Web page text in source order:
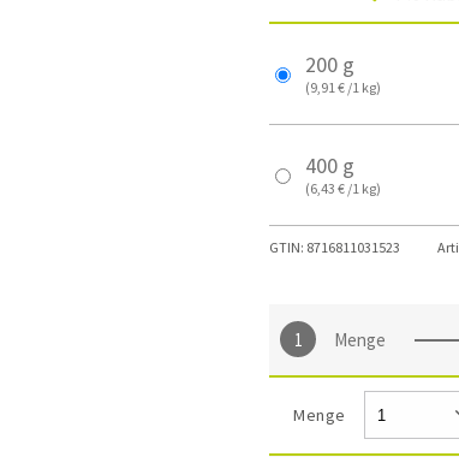
200 g
(9,91 € /1 kg)
400 g
(6,43 € /1 kg)
GTIN: 8716811031523
Menge
Menge